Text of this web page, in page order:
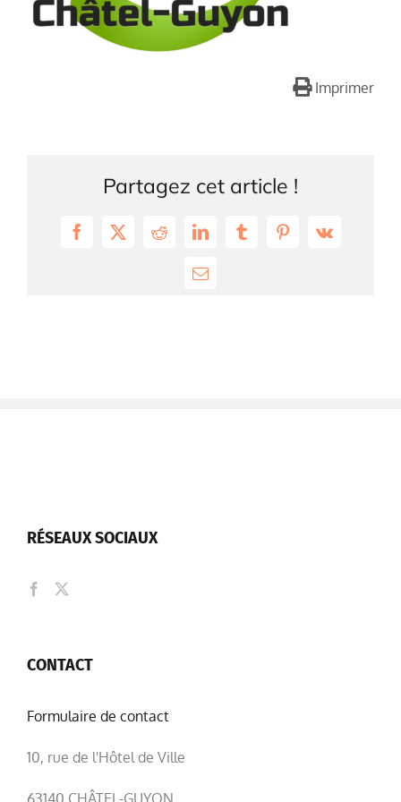
Imprimer
Partagez cet article !
Facebook
X RedditLinkedInTumblrPinterest
Vk
Email
RÉSEAUX SOCIAUX
CONTACT
Formulaire de contact
10, rue de l'Hôtel de Ville